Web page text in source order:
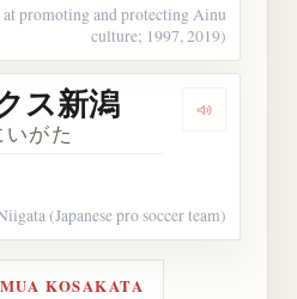
promoting and protecting Ainu
culture; 1997, 2019)
Dengarkan
ス新潟
がた
(Japanese pro soccer team)
KOSAKATA